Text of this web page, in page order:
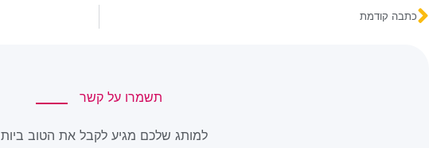
כתבה קודמת
תשמרו על קשר
למותג שלכם מגיע לקבל את הטוב